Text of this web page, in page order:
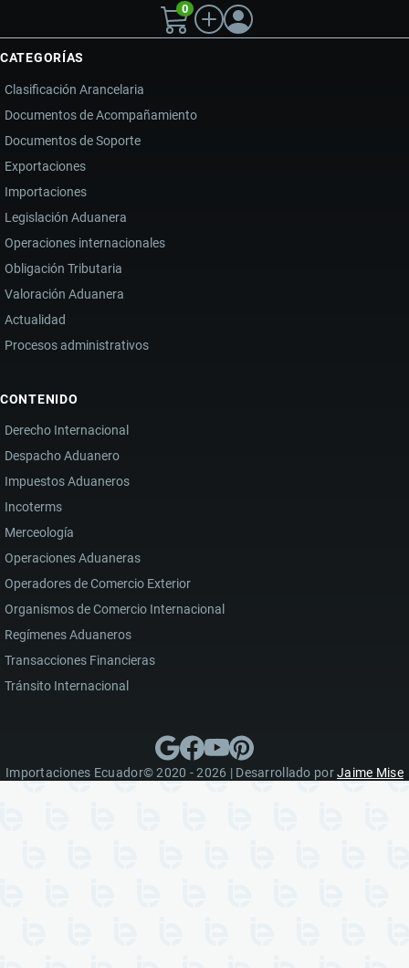
0
CATEGORÍAS
Clasificación Arancelaria
Documentos de Acompañamiento
Documentos de Soporte
Exportaciones
Importaciones
Legislación Aduanera
Operaciones internacionales
Obligación Tributaria
Valoración Aduanera
Actualidad
Procesos administrativos
CONTENIDO
Derecho Internacional
Despacho Aduanero
Impuestos Aduaneros
Incoterms
Merceología
Operaciones Aduaneras
Operadores de Comercio Exterior
Organismos de Comercio Internacional
Regímenes Aduaneros
Transacciones Financieras
Tránsito Internacional
Importaciones Ecuador© 2020 - 2026 | Desarrollado porJaime Mise